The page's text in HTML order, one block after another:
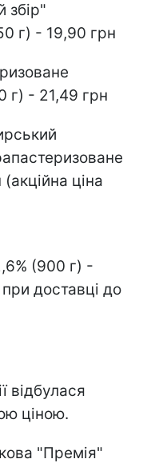
г) - 19,90 грн
г) - 21,49 грн
ціна
(900 г) -
доставці до
відбулася
ціною.
"Премія"